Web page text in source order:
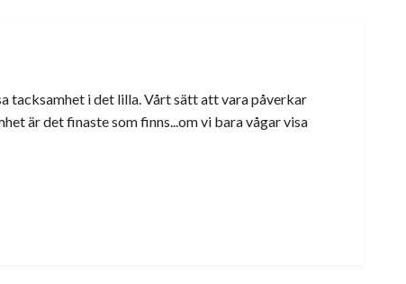
tacksamhet i det lilla. Vårt sätt att vara påverkar
är det finaste som finns...om vi bara vågar visa